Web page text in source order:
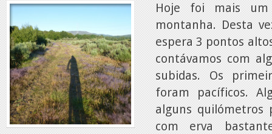
Hoje foi mais
montanha. Desta
espera 3 pontos
contávamos com
subidas. Os
foram pacíficos.
alguns quilómetros
com erva